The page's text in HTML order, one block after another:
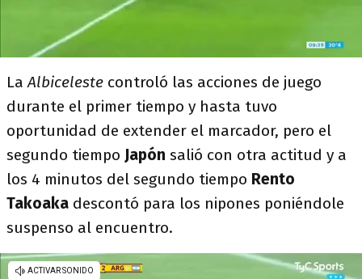
LaAlbiceleste controló las acciones de juego
durante el primer tiempo y hasta tuvo
oportunidad de extender el marcador, pero el
segundo tiempo Japón salió con otra actitud y a
los 4 minutos del segundo tiempo Rento
Takoaka descontó para los nipones poniéndole
suspenso al encuentro.